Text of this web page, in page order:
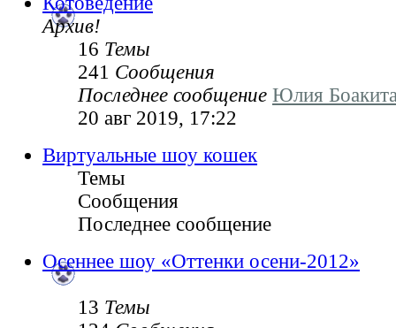
Архив!
16 Темы
241 Сообщения
Последнее сообщение Юлия
20 авг 2019, 17:22
Виртуальные шоу кошек
Темы
Сообщения
Последнее сообщение
Осеннее шоу «Оттенки осени-2012»
13 Темы